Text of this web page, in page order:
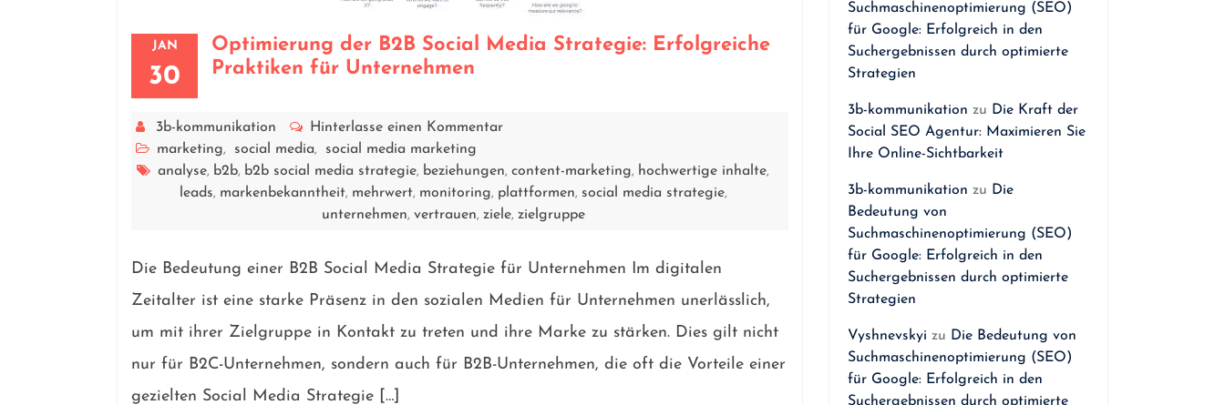
JAN
30
Optimierung der B2B Social Media Strategie: Erfolgreiche
Praktiken für Unternehmen
3b-kommunikation
Hinterlasse einen Kommentar
marketing, social media,
social media marketing
analyse, b2b, b2b social media strategie, beziehungen,content-marketing, hochwertige inhalte,
leads, markenbekanntheit, mehrwert, monitoring, plattformen, social media strategie,
unternehmen, vertrauen, ziele, zielgruppe
Die Bedeutung einer B2B Social Media Strategie für Unternehmen Im digitalen
Zeitalter ist eine starke Präsenz in den sozialen Medien für Unternehmen unerlässlich,
um mit ihrer Zielgruppe in Kontakt zu treten und ihre Marke zu stärken. Dies gilt nicht
nur für B2C-Unternehmen, sondern auch für B2B-Unternehmen, die oft die Vorteile einer
gezielten Social Media Strategie […]
Suchmaschinenoptimierung (SEO)
für Google: Erfolgreich in den
Suchergebnissen durch optimierte
Strategien
3b-kommunikation zu Die Kraft der
Social SEO Agentur: Maximieren Sie
Ihre Online-Sichtbarkeit
3b-kommunikation zu Die
Bedeutung von
Suchmaschinenoptimierung (SEO)
für Google: Erfolgreich in den
Suchergebnissen durch optimierte
Strategien
Vyshnevskyi zu Die Bedeutung von
Suchmaschinenoptimierung (SEO)
für Google: Erfolgreich in den
Suchergebnissen durch optimierte